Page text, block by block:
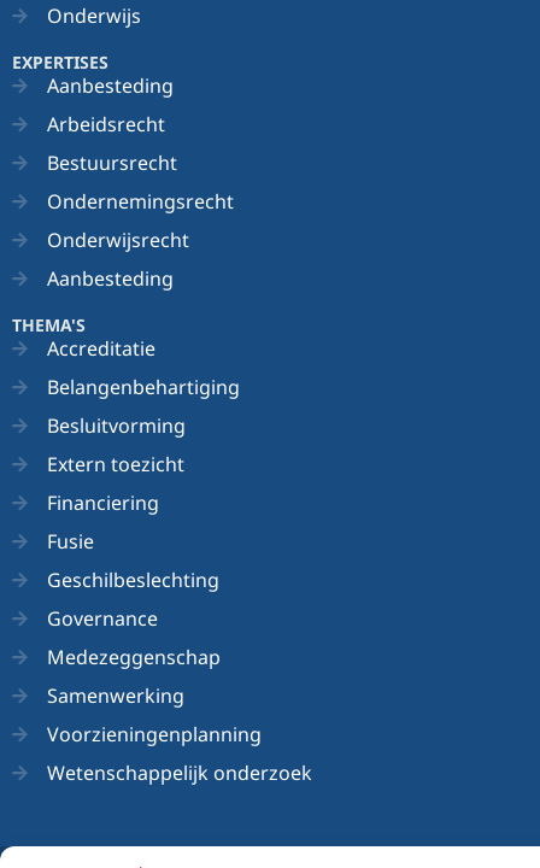
Onderwijs
EXPERTISES
Aanbesteding
Arbeidsrecht
Bestuursrecht
Ondernemingsrecht
Onderwijsrecht
Aanbesteding
THEMA'S
Accreditatie
Belangenbehartiging
Besluitvorming
Extern toezicht
Financiering
Fusie
Geschilbeslechting
Governance
Medezeggenschap
Samenwerking
Voorzieningenplanning
Wetenschappelijk onderzoek